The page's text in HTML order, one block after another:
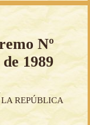
Nº
1989
REPÚBLICA